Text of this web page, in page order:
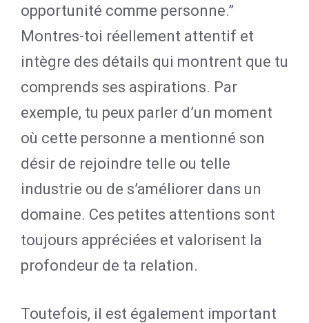
opportunité comme personne.”
Montres-toi réellement attentif et
intègre des détails qui montrent que tu
comprends ses aspirations. Par
exemple, tu peux parler d’un moment
où cette personne a mentionné son
désir de rejoindre telle ou telle
industrie ou de s’améliorer dans un
domaine. Ces petites attentions sont
toujours appréciées et valorisent la
profondeur de ta relation.
Toutefois, il est également important